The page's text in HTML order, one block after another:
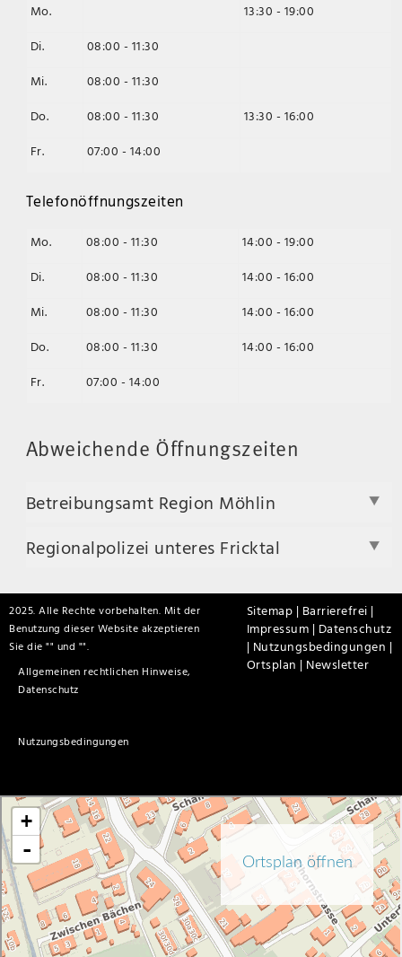
Mo.
13:30 - 19:00
Di.
08:00 - 11:30
Mi.
08:00 - 11:30
Do.
08:00 - 11:30
13:30 - 16:00
Fr.
07:00 - 14:00
Telefonöffnungszeiten
Mo. 08:00 - 11:30
14:00 - 19:00
Di.
08:00 - 11:30
14:00 - 16:00
Mi.
08:00 - 11:30
14:00 - 16:00
Do.
08:00 - 11:30
14:00 - 16:00
Fr.
07:00 - 14:00
Abweichende Öffnungszeiten
Betreibungsamt Region Möhlin
Regionalpolizei unteres Fricktal
2025. Alle Rechte vorbehalten. Mit der
Benutzung dieser Website akzeptieren
Sie die "
Allgemeinen rechtlichen Hinweise,
Datenschutz
" und "
Nutzungsbedingungen
".
Sitemap | Barrierefrei |
Impressum | Datenschutz
| Nutzungsbedingungen |
Ortsplan | Newsletter